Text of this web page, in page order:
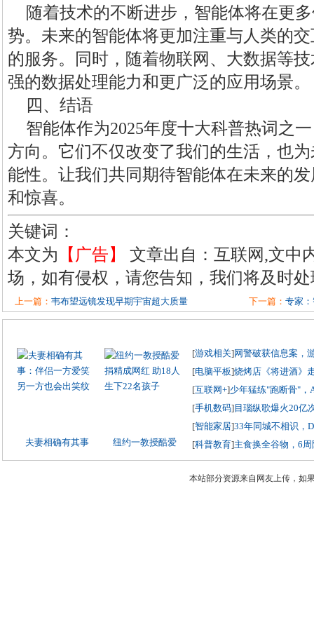
随着技术的不断进步，智能体将在更
势。未来的智能体将更加注重与人类的
的服务。同时，随着物联网、大数据等
强的数据处理能力和更广泛的应用场景。
四、结语
智能体作为2025年度十大科普热词之
方向。它们不仅改变了我们的生活，也
能性。让我们共同期待智能体在未来的
和惊喜。
关键词：
本文为 【广告】
文章出自：互联网,文中
场，如有侵权，请您告知，我们将及时
上一篇： 韦布望远镜发现早期宇宙超大质量 下一篇： 专家
夫妻相确有其事 纽约一教授酷爱
[游戏相关]网警破获信息案，
[电脑平板]烧烤店《将进酒》
[互联网+]少年猛练"跑断骨"，
[手机数码]目瑙纵歌爆火20亿
[智能家居]33年同城不相识，
[科普教育]主食换全谷物，6
本站部分资源来自网友上传，如